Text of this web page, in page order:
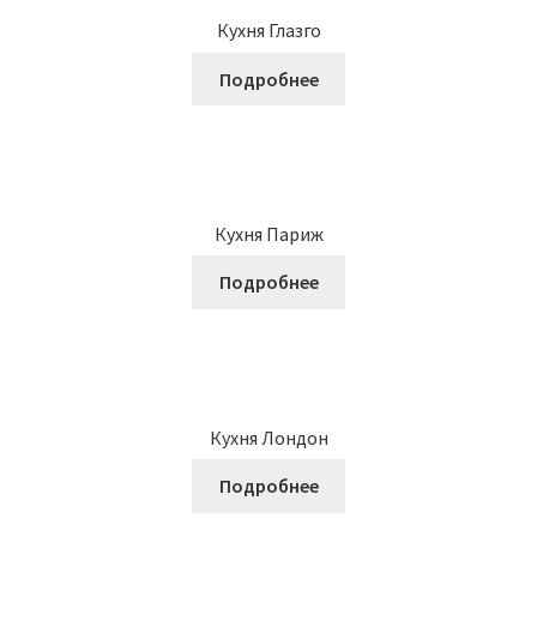
Кухня Глазго
Подробнее
Кухня Париж
Подробнее
Кухня Лондон
Подробнее